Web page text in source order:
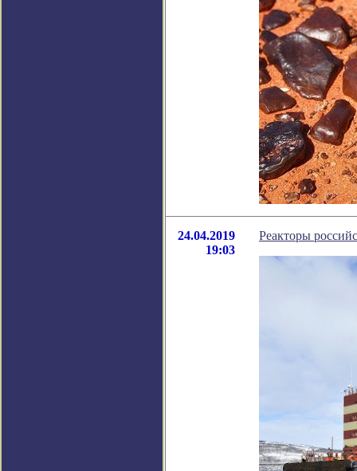
24.04.2019
19:03
Реакторы